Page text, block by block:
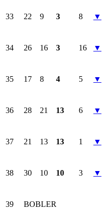
33 22 9 3 8 ▼
34 26 16 3 16 ▼
35 17 8 4 5 ▼
36 28 21 13 6 ▼
37 21 13 13 1 ▼
38 30 10 10 3 ▼
39 BOBLER